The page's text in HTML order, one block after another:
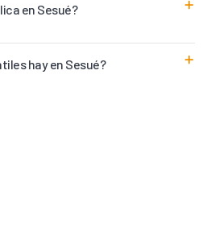
en Sesué?
hay en Sesué?